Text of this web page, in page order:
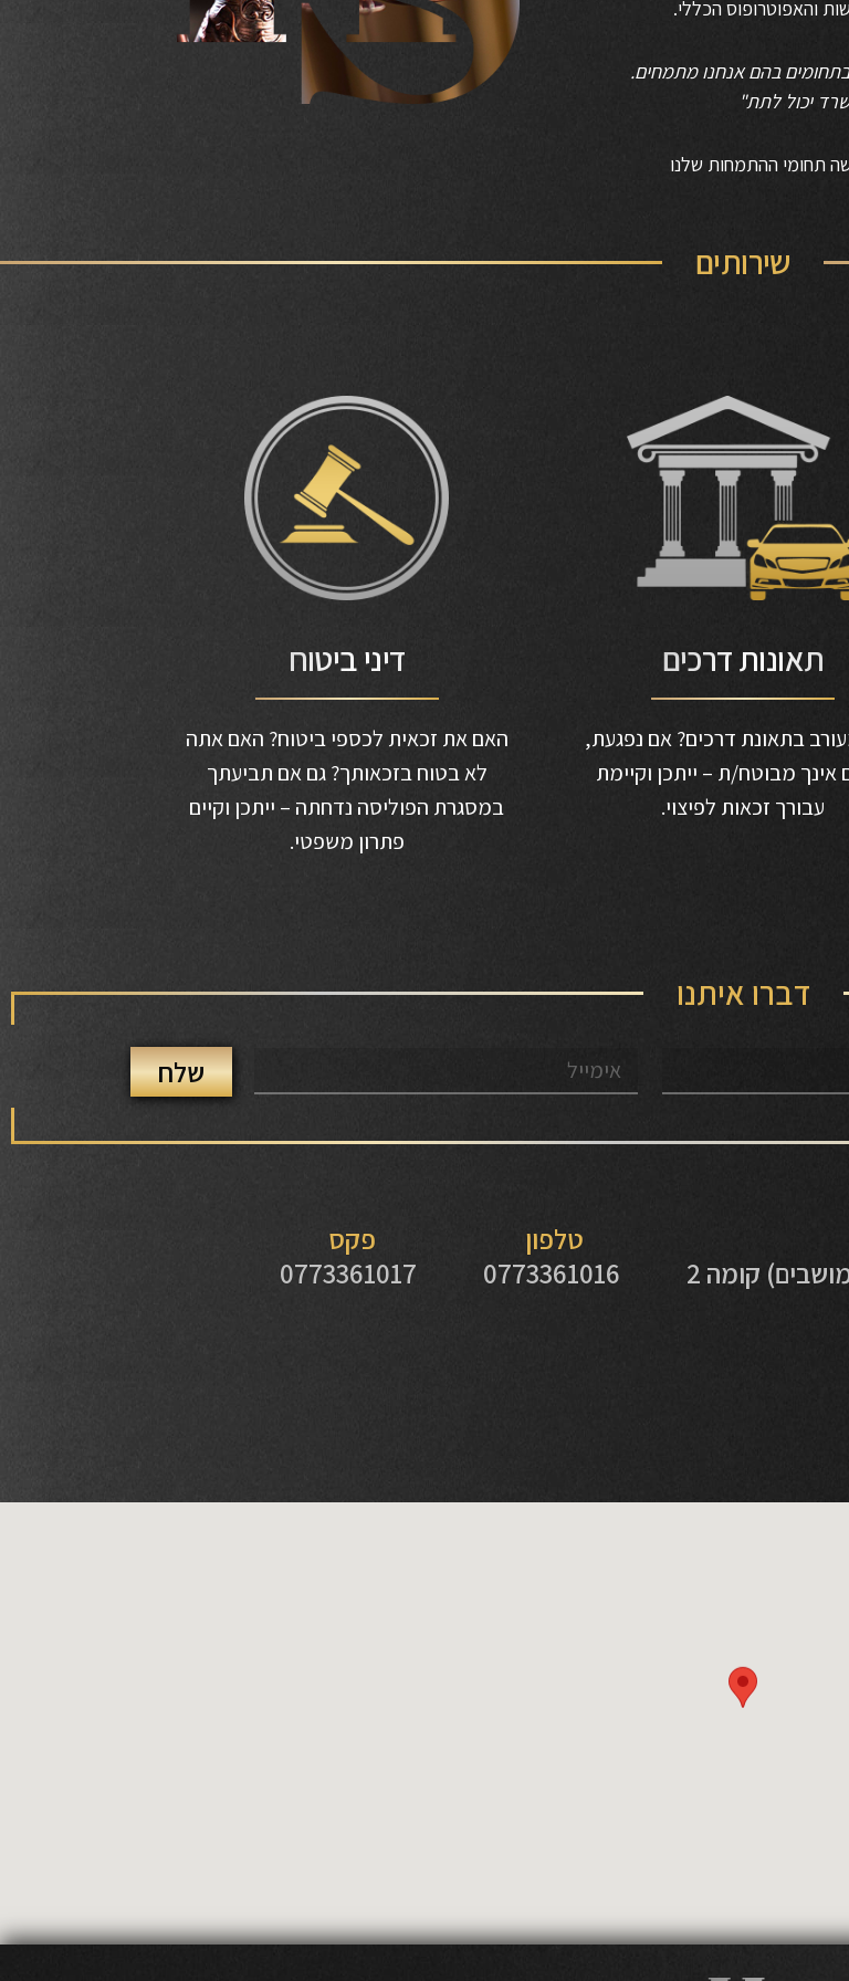
בהם אנחנו מתמחים.
יכול לתת"
תחומי ההתמחות שלנו
שירותים
תאונות דרכים
בתאונת דרכים? אם נפגעת,
אינך מבוטח/ת – ייתכן וקיימת
עבורך זכאות לפיצוי.
דיני ביטוח
האם את זכאית לכספי ביטוח? האם אתה
לא בטוח בזכאותך? גם אם תביעתך
במסגרת הפוליסה נדחתה – ייתכן וקיים
פתרון משפטי.
דברו איתנו
טלפון
0773361016
פקס
0773361017